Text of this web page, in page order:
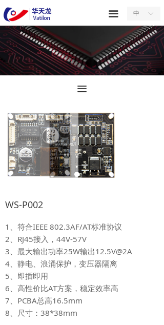
끀
首页
关于我们
产品中心
合作中心
联系我们
ꀅ
中
WS-P002
1、符合IEEE 802.3AF/AT标准协议
2、RJ45接入，44V-57V
3、最大输出功率25W输出12.5V@2A
4、静电、浪涌保护，变压器隔离
5、即插即用
6、高性价比AT方案，稳定效率高
7、PCBA总高16.5mm
8、尺寸：38*38mm
끀